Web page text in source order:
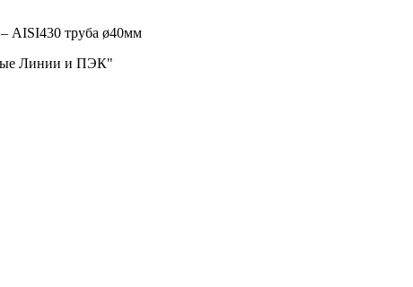
AISI430 труба ø40мм
Линии и ПЭК"